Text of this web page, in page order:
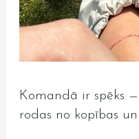
Komandā ir spēks
rodas no kopības